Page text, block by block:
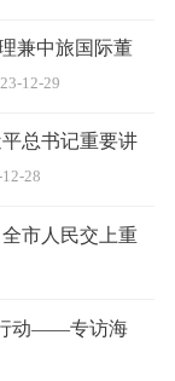
兼中旅国际董
12-29
总书记重要讲
28
市人民交上重
行动——专访海